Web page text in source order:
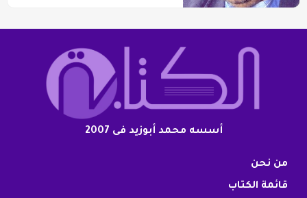
أسسه محمد أبوزيد فى 2007
من نحن
قائمة الكتاب